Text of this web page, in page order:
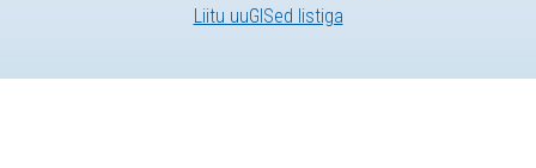
Liitu uuGISed listiga